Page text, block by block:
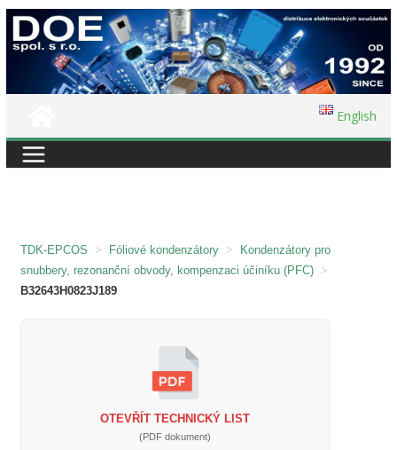
Přeskočit
na
English
TDK-EPCOS > Fóliové kondenzátory >
Kondenzátory pro
snubbery, rezonanční obvody, kompenzaci účiníku (PFC) >
B32643H0823J189
OTEVŘÍT TECHNICKÝ LIST
(PDF dokument)